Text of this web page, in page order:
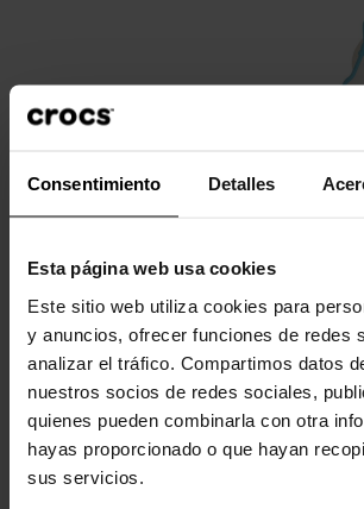
Consentimiento Detalles
Esta página web usa cookies
Este sitio web utiliza cookies para
y anuncios, ofrecer funciones de redes
analizar el tráfico. Compartimos datos
nuestros socios de redes sociales,
quienes pueden combinarla con otra
hayas proporcionado o que hayan
sus servicios.
Unicornio
-20%